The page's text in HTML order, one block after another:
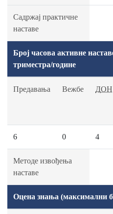
Садржај практичне
наставе
Број часова активне
триместра/године
Предавања Вежбе ДОН
6 0 4
Методе извођења
наставе
Оцена знања (максимални